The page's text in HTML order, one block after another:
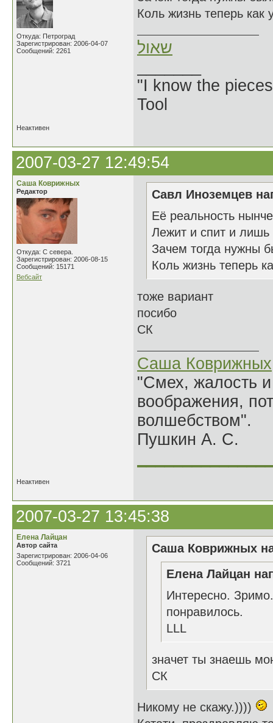
Откуда: Петроград
Зарегистрирован: 2006-04-07
Сообщений: 2261
Коль жизнь теперь
שאול
"I know the
Tool
Неактивен
2007-03-27 12:49:54
Саша Коврижных
Редактор
Откуда: С севера.
Зарегистрирован: 2006-08-15
Сообщений: 15171
Вебсайт
Савл Иноземцев
Её реальность
Лежит и спит и лишь
Зачем тогда нужны
Коль жизнь теперь
тоже вариант
посибо
СК
Саша Коврижных
"Смех, жалость
воображения,
волшебством".
Пушкин А. С.
Неактивен
2007-03-27 13:45:38
Елена Лайцан
Автор сайта
Зарегистрирован: 2006-04-06
Сообщений: 3721
Саша Коврижных
Елена Лайцан
Интересно.
понравилось.
LLL
значет ты знаешь
СК
Никому не скажу.))))